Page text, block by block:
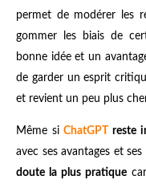
permet de modérer les
gommer les biais de
bonne idée et un
de garder un esprit
et revient un peu plus
Même siChatGPT reste
avec ses avantages et
doute la plus pratique